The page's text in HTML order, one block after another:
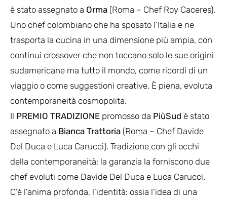
è stato assegnato a Orma (Roma – Chef Roy Caceres).
Uno chef colombiano che ha sposato l’Italia e ne
trasporta la cucina in una dimensione più ampia, con
continui crossover che non toccano solo le sue origini
sudamericane ma tutto il mondo, come ricordi di un
viaggio o come suggestioni creative. È piena, evoluta
contemporaneità cosmopolita.
Il PREMIO TRADIZIONE promosso da PiùSud è stato
assegnato a Bianca Trattoria (Roma – Chef Davide
Del Duca e Luca Carucci). Tradizione con gli occhi
della contemporaneità: la garanzia la forniscono due
chef evoluti come Davide Del Duca e Luca Carucci.
C’è l’anima profonda, l’identità: ossia l’idea di una